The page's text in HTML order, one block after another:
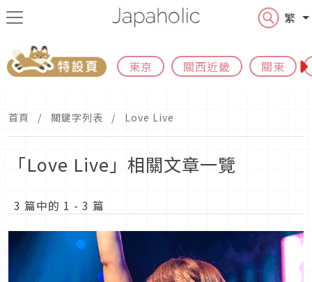
繁
東京 關西近畿 關東
首頁 關鍵字列表 Love Live
「Love Live」相關文章一覽
3 篇中的 1 - 3 篇